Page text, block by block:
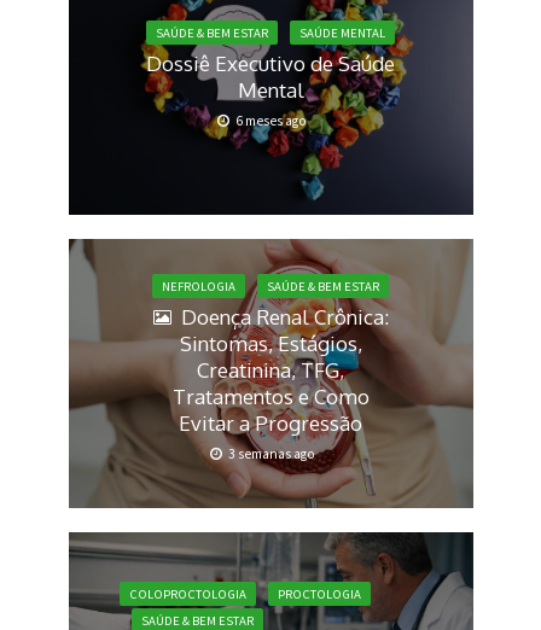
SAÚDE & BEM ESTAR SAÚDE MENTAL
Dossiê Executivo de Saúde
Mental
6 meses ago
NEFROLOGIA SAÚDE & BEM ESTAR
Doença Renal Crônica:
Sintomas, Estágios,
Creatinina, TFG,
Tratamentos e Como
Evitar a Progressão
3 semanas ago
COLOPROCTOLOGIA
PROCTOLOGIA
SAÚDE & BEM ESTAR